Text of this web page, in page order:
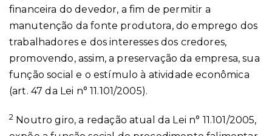
financeira do devedor, a fim de permitir a
manutenção da fonte produtora, do emprego dos
trabalhadores e dos interesses dos credores,
promovendo, assim, a preservação da empresa, sua
função social e o estímulo à atividade econômica
(art. 47 da Lei n° 11.101/2005).
2 Noutro giro, a redação atual da Lei n° 11.101/2005,